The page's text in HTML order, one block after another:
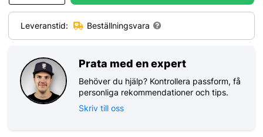
Leveranstid: Beställningsvara
Prata med en expert
Behöver du hjälp? Kontrollera passform, få
personliga rekommendationer och tips.
Skriv till oss